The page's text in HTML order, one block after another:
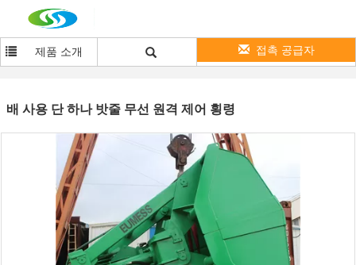
제품 소개 접촉 공급자
배 사용 단 하나 밧줄 무선 원격 제어 횡령